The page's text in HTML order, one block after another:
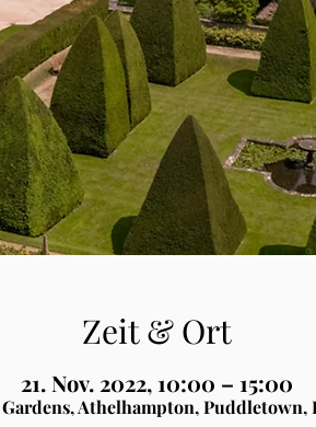
Zeit & Ort
21. Nov. 2022, 10:00 – 15:00
Athelhampton, Puddletown,